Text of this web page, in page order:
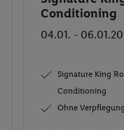
Conditioning
04.01. -
Signature King
Conditioning
Ohne Verpflegung